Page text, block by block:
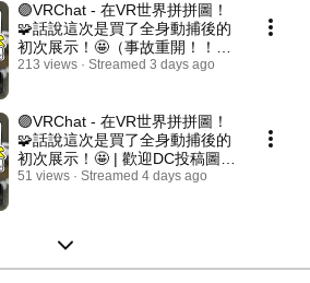
🟣VRChat - 在VR世界拼拼圖！
🧩話說這次是買了全身動捕後的
初次展示！🤩（事故重開！！）|
歡迎DC投稿圖片！🥰
213 views Streamed 3 days ago
🟣VRChat - 在VR世界拼拼圖！
🧩話說這次是買了全身動捕後的
初次展示！🤩 | 歡迎DC投稿圖
片！🥰
51 views Streamed 4 days ago